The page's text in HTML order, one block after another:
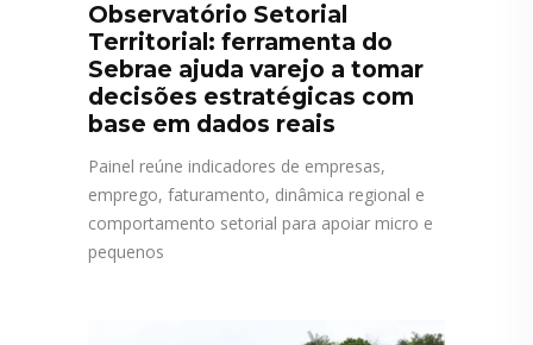
Observatório Setorial
Territorial: ferramenta do
Sebrae ajuda varejo a tomar
decisões estratégicas com
base em dados reais
Painel reúne indicadores de empresas,
emprego, faturamento, dinâmica regional e
comportamento setorial para apoiar micro e
pequenos